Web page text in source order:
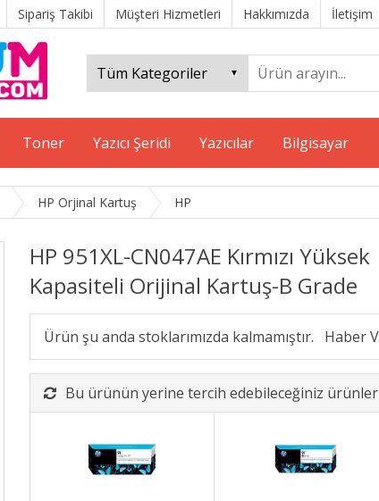
Sipariş Takibi Müşteri Hizmetleri Hakkımızda İletişim
Toner Yazıcı Şeridi Yazıcılar Bilgisayar
HP Orjinal Kartuş HP
HP 951XL-CN047AE Kırmızı Yüksek
Kapasiteli Orijinal Kartuş-B Grade
Ürün şu anda stoklarımızda kalmamıştır.
Bu ürünün yerine tercih edebileceğiniz ürünler